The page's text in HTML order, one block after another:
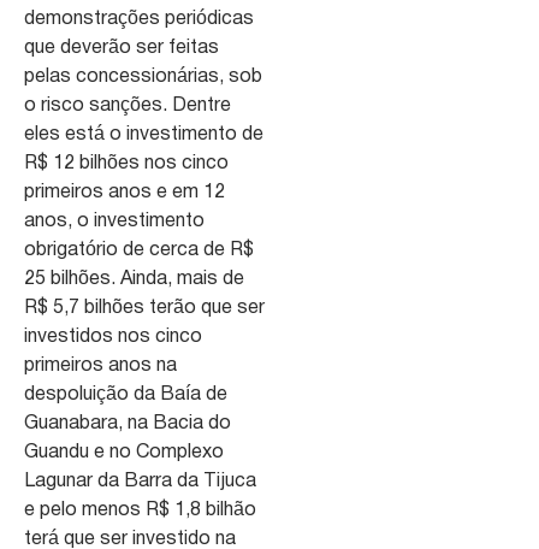
demonstrações periódicas
que deverão ser feitas
pelas concessionárias, sob
o risco sanções. Dentre
eles está o investimento de
R$ 12 bilhões nos cinco
primeiros anos e em 12
anos, o investimento
obrigatório de cerca de R$
25 bilhões. Ainda, mais de
R$ 5,7 bilhões terão que ser
investidos nos cinco
primeiros anos na
despoluição da Baía de
Guanabara, na Bacia do
Guandu e no Complexo
Lagunar da Barra da Tijuca
e pelo menos R$ 1,8 bilhão
terá que ser investido na